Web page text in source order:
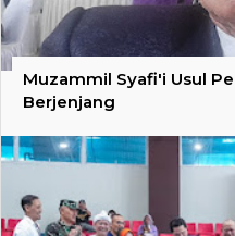
Muzammil Syafi'i Usul
Berjenjang